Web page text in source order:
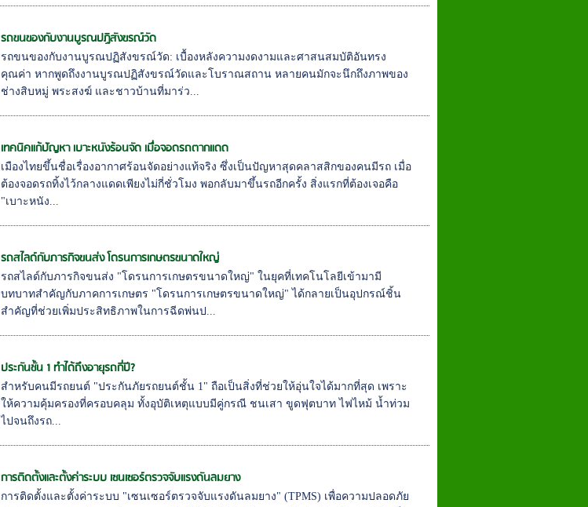
รถขนของกับงานบูรณปฏิสังขรณ์วัด
รถขนของกับงานบูรณปฏิสังขรณ์วัด: เบื้องหลังความงดงามและศาสนสมบัติอันทรง
คุณค่า หากพูดถึงงานบูรณปฏิสังขรณ์วัดและโบราณสถาน หลายคนมักจะนึกถึงภาพของ
ช่างสิบหมู่ พระสงฆ์ และชาวบ้านที่มาร่ว...
เทคนิคแก้ปัญหา เบาะหนังร้อนจัด เมื่อจอดรถตากแดด
เมืองไทยขึ้นชื่อเรื่องอากาศร้อนจัดอย่างแท้จริง ซึ่งเป็นปัญหาสุดคลาสสิกของคนมีรถ เมื่อ
ต้องจอดรถทิ้งไว้กลางแดดเพียงไม่กี่ชั่วโมง พอกลับมาขึ้นรถอีกครั้ง สิ่งแรกที่ต้องเจอคือ
"เบาะหนัง...
รถสไลด์กับภารกิจขนส่ง โดรนการเกษตรขนาดใหญ่
รถสไลด์กับภารกิจขนส่ง "โดรนการเกษตรขนาดใหญ่" ในยุคที่เทคโนโลยีเข้ามามี
บทบาทสำคัญกับภาคการเกษตร "โดรนการเกษตรขนาดใหญ่" ได้กลายเป็นอุปกรณ์ชิ้น
สำคัญที่ช่วยเพิ่มประสิทธิภาพในการฉีดพ่นป...
ประกันชั้น 1 ทำได้ถึงอายุรถกี่ปี?
สำหรับคนมีรถยนต์ "ประกันภัยรถยนต์ชั้น 1" ถือเป็นสิ่งที่ช่วยให้อุ่นใจได้มากที่สุด เพราะ
ให้ความคุ้มครองที่ครอบคลุม ทั้งอุบัติเหตุแบบมีคู่กรณี ชนเสา ขูดฟุตบาท ไฟไหม้ น้ำท่วม
ไปจนถึงรถ...
การติดตั้งและตั้งค่าระบบ เซนเซอร์ตรวจจับแรงดันลมยาง
การติดตั้งและตั้งค่าระบบ "เซนเซอร์ตรวจจับแรงดันลมยาง" (TPMS) เพื่อความปลอดภัย